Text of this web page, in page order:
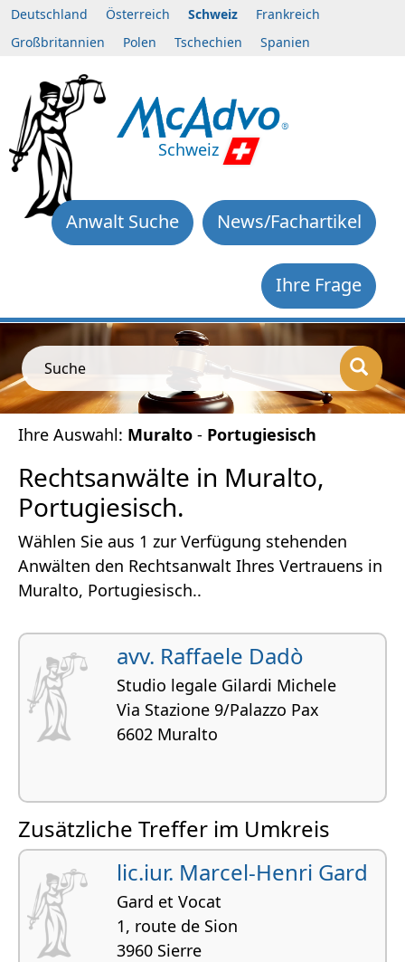
Deutschland Österreich Schweiz
Frankreich
Großbritannien
Polen Tschechien Spanien
Schweiz
News/Fachartikel
Anwalt Suche
Ihre Frage
Suche
Ihre Auswahl: Muralto - Portugiesisch
Rechtsanwälte in Muralto,
Portugiesisch.
Wählen Sie aus 1 zur Verfügung stehenden
Anwälten den Rechtsanwalt Ihres Vertrauens in
Muralto, Portugiesisch..
avv. Raffaele Dadò
Studio legale Gilardi Michele
Via Stazione 9/Palazzo Pax
6602 Muralto
Zusätzliche Treffer im Umkreis
lic.iur. Marcel-Henri Gard
Gard et Vocat
1, route de Sion
3960 Sierre